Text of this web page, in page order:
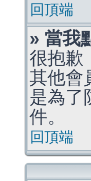
回頂端
» 當我
很抱歉
其他會
是為了
件。
回頂端